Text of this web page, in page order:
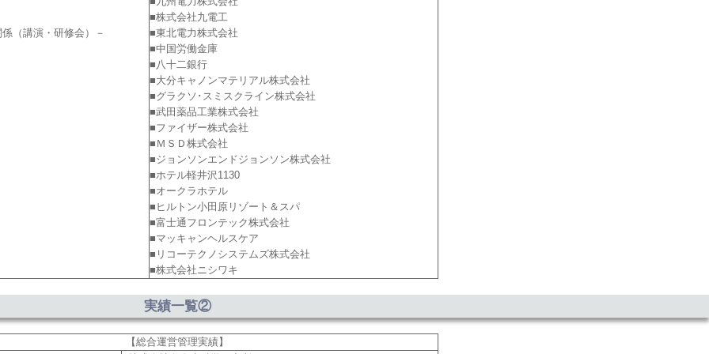
（講演・研修会）－
■株式会社九電工
■東北電力株式会社
■中国労働金庫
■八十二銀行
■大分キャノンマテリアル株式会社
■グラクソ･スミスクライン株式会社
■武田薬品工業株式会社
■ファイザー株式会社
■ＭＳＤ株式会社
■ジョンソンエンドジョンソン株式会社
■ホテル軽井沢1130
■オークラホテル
■ヒルトン小田原リゾート＆スパ
■富士通フロンテック株式会社
■マッキャンヘルスケア
■リコーテクノシステムズ株式会社
■株式会社ニシワキ
実績一覧②
【総合運営管理実績】